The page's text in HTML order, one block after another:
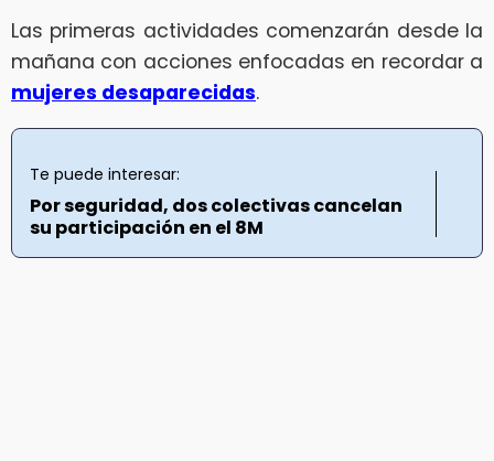
Las primeras actividades comenzarán desde la
mañana con acciones enfocadas en recordar a
mujeres desaparecidas.
Te puede interesar:
Por seguridad, dos colectivas cancelan
su participación en el 8M